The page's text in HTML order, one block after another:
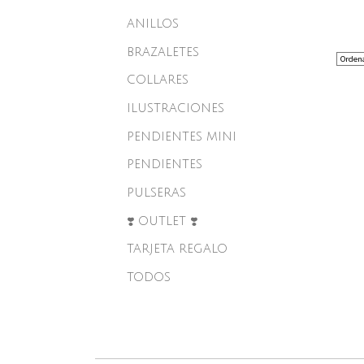
ANILLOS
BRAZALETES
COLLARES
ILUSTRACIONES
PENDIENTES MINI
PENDIENTES
PULSERAS
❣️ OUTLET ❣️
TARJETA REGALO
TODOS